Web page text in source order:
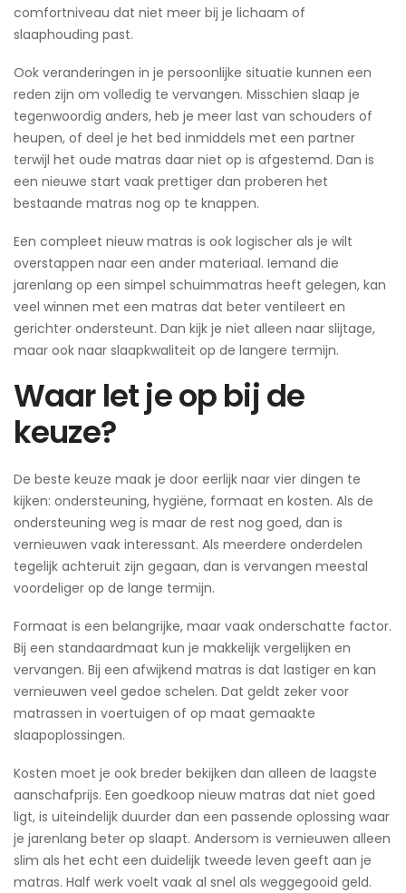
comfortniveau dat niet meer bij je lichaam of
slaaphouding past.
Ook veranderingen in je persoonlijke situatie kunnen een
reden zijn om volledig te vervangen. Misschien slaap je
tegenwoordig anders, heb je meer last van schouders of
heupen, of deel je het bed inmiddels met een partner
terwijl het oude matras daar niet op is afgestemd. Dan is
een nieuwe start vaak prettiger dan proberen het
bestaande matras nog op te knappen.
Een compleet nieuw matras is ook logischer als je wilt
overstappen naar een ander materiaal. Iemand die
jarenlang op een simpel schuimmatras heeft gelegen, kan
veel winnen met een matras dat beter ventileert en
gerichter ondersteunt. Dan kijk je niet alleen naar slijtage,
maar ook naar slaapkwaliteit op de langere termijn.
Waar let je op bij de
keuze?
De beste keuze maak je door eerlijk naar vier dingen te
kijken: ondersteuning, hygiëne, formaat en kosten. Als de
ondersteuning weg is maar de rest nog goed, dan is
vernieuwen vaak interessant. Als meerdere onderdelen
tegelijk achteruit zijn gegaan, dan is vervangen meestal
voordeliger op de lange termijn.
Formaat is een belangrijke, maar vaak onderschatte factor.
Bij een standaardmaat kun je makkelijk vergelijken en
vervangen. Bij een afwijkend matras is dat lastiger en kan
vernieuwen veel gedoe schelen. Dat geldt zeker voor
matrassen in voertuigen of op maat gemaakte
slaapoplossingen.
Kosten moet je ook breder bekijken dan alleen de laagste
aanschafprijs. Een goedkoop nieuw matras dat niet goed
ligt, is uiteindelijk duurder dan een passende oplossing waar
je jarenlang beter op slaapt. Andersom is vernieuwen alleen
slim als het echt een duidelijk tweede leven geeft aan je
matras. Half werk voelt vaak al snel als weggegooid geld.